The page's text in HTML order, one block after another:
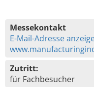
Messekontakt
E-Mail-Adresse
Zutritt:
für Fachbesucher